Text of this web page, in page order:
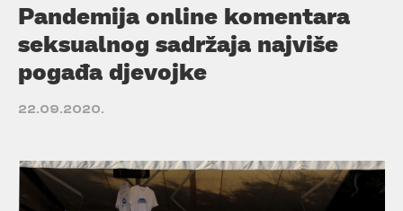
Pandemija online komentara
seksualnog sadržaja najviše
pogađa djevojke
22.09.2020.